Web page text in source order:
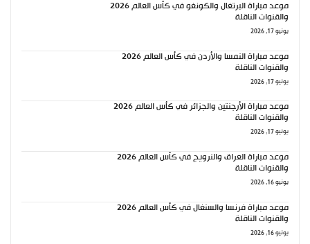
موعد مباراة البرتغال والكونغو في كأس العالم 2026
والقنوات الناقلة
يونيو 17, 2026
موعد مباراة النمسا والأردن في كأس العالم 2026
والقنوات الناقلة
يونيو 17, 2026
موعد مباراة الأرجنتين والجزائر في كأس العالم 2026
والقنوات الناقلة
يونيو 17, 2026
موعد مباراة العراق والنرويج في كأس العالم 2026
والقنوات الناقلة
يونيو 16, 2026
موعد مباراة فرنسا والسنغال في كأس العالم 2026
والقنوات الناقلة
يونيو 16, 2026